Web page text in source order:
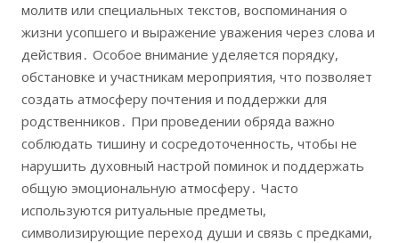
молитв или специальных текстов, воспоминания о
жизни усопшего и выражение уважения через слова и
действия․ Особое внимание уделяется порядку,
обстановке и участникам мероприятия, что позволяет
создать атмосферу почтения и поддержки для
родственников․ При проведении обряда важно
соблюдать тишину и сосредоточенность, чтобы не
нарушить духовный настрой поминок и поддержать
общую эмоциональную атмосферу․ Часто
используются ритуальные предметы,
символизирующие переход души и связь с предками,